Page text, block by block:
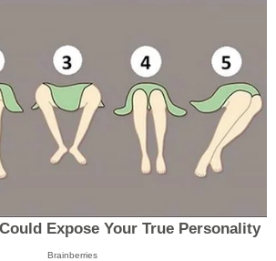
Expose Your True Personality
Brainberries